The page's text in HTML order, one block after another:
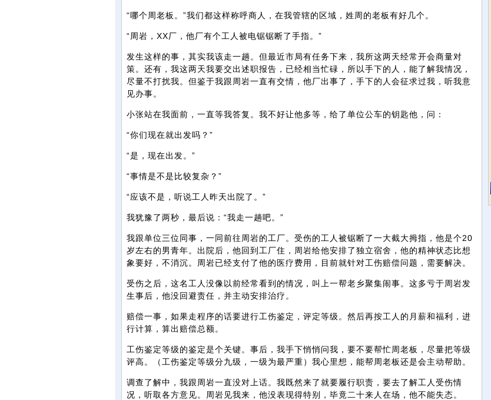
“哪个周老板。”我们都这样称呼商人，在我管辖的区域，姓周的老板有好几个。
“周岩，XX厂，他厂有个工人被电锯锯断了手指。”
发生这样的事，其实我该走一趟。但最近市局有任务下来，我所这两天经常开会商量对
策。还有，我这两天我要交出述职报告，已经相当忙碌，所以手下的人，能了解我情况，
尽量不打扰我。但鉴于我跟周岩一直有交情，他厂出事了，手下的人会征求过我，听我意
见办事。
小张站在我面前，一直等我答复。我不好让他多等，给了单位公车的钥匙他，问：
“你们现在就出发吗？”
“是，现在出发。”
“事情是不是比较复杂？”
“应该不是，听说工人昨天出院了。”
我犹豫了两秒，最后说：“我走一趟吧。”
我跟单位三位同事，一同前往周岩的工厂。受伤的工人被锯断了一大截大拇指，他是个20
岁左右的男青年。出院后，他回到工厂住，周岩给他安排了独立宿舍，他的精神状态比想
象要好，不消沉。周岩已经支付了他的医疗费用，目前就针对工伤赔偿问题，需要解决。
受伤之后，这名工人没像以前经常看到的情况，叫上一帮老乡聚集闹事。这多亏于周岩发
生事后，他没回避责任，并主动安排治疗。
赔偿一事，如果走程序的话要进行工伤鉴定，评定等级。然后再按工人的月薪和福利，进
行计算，算出赔偿总额。
工伤鉴定等级的鉴定是个关键。事后，我手下悄悄问我，要不要帮忙周老板，尽量把等级
评高。（工伤鉴定等级分九级，一级为最严重）我心里想，能帮周老板还是会主动帮助。
调查了解中，我跟周岩一直没对上话。我既然来了就要履行职责，要去了解工人受伤情
况，听取各方意见。周岩见我来，他没表现得特别，毕竟二十来人在场，他不能失态。